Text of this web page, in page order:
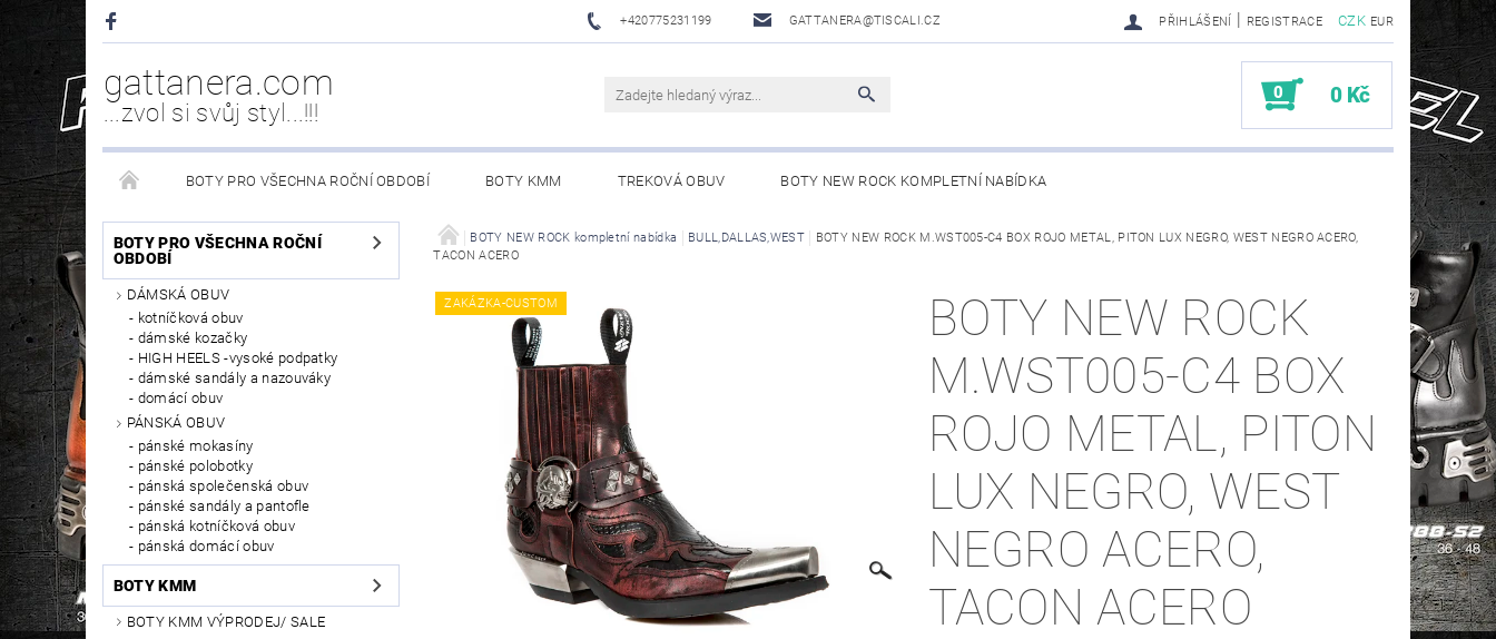
+420775231199 GATTANERA@TISCALI.CZ CZK EUR
PŘIHLÁŠENÍ | REGISTRACE
gattanera.com
...zvol si svůj styl...!!!
0 0 Kč
BOTY PRO VŠECHNA ROČNÍ OBDOBÍ BOTY KMM TREKOVÁ OBUV BOTY NEW ROCK KOMPLETNÍ NABÍDKA
NEW ROCK DOPLŇKY/NÁHRADNÍ DÍLY WESTERNOVÁ OBUV WESTERN BELTS /WESTERNOVÉ OPASKY/ BOTY SENDRA-SENDRA HANDMADE BIKER BOOTS
PÉČE O OBUV
BOTY PRO VŠECHNA ROČNÍ
OBDOBÍ
DÁMSKÁ OBUV
kotníčková obuv
dámské kozačky
HIGH HEELS -vysoké podpatky
dámské sandály a nazouváky
domácí obuv
PÁNSKÁ OBUV
pánské mokasíny
pánské polobotky
pánská společenská obuv
pánské sandály a pantofle
pánská kotníčková obuv
pánská domácí obuv
BOTY KMM
BOTY KMM VÝPRODEJ/ SALE
BOTY NEW ROCK kompletní nabídka BULL,DALLAS,WEST
BOTY NEW ROCK M.WST005-C4 BOX ROJO METAL, PITON LUX NEGRO, WEST NEGRO ACERO,
TACON ACERO
ZAKÁZKA-CUSTOM
BOTY NEW ROCK
M.WST005-C4 BOX
ROJO METAL, PITON
LUX NEGRO, WEST
NEGRO ACERO,
TACON ACERO